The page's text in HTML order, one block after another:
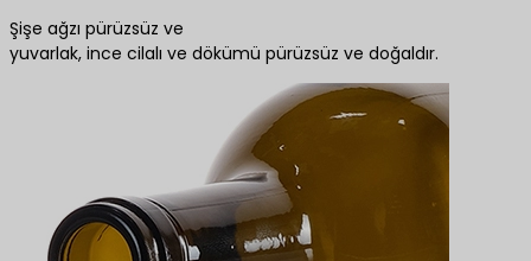
Şişe ağzı pürüzsüz ve
yuvarlak, ince cilalı ve dökümü pürüzsüz ve doğaldır.